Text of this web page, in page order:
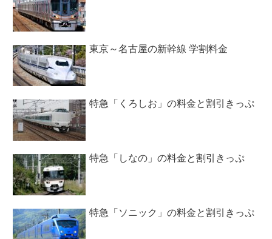
東京～名古屋の新幹線 学割料金
特急「くろしお」の料金と割引きっぷ
特急「しなの」の料金と割引きっぷ
特急「ソニック」の料金と割引きっぷ